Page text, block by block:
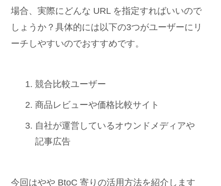
場合、実際にどんな URL を指定すればいいので
しょうか？具体的には以下の3つがユーザーにリ
ーチしやすいのでおすすめです。
競合比較ユーザー
商品レビューや価格比較サイト
自社が運営しているオウンドメディアや
記事広告
今回はやや BtoC 寄りの活用方法を紹介します